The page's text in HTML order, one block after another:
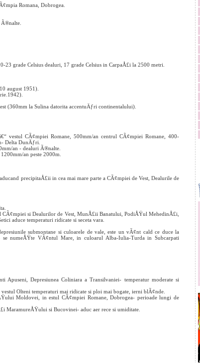
Romana, Dobrogea.
23 grade Celsius dealuri, 17 grade Celsius in CarpaÅ£i la 2500 metri.
august 1951).
(360mm la Sulina datorita accentuÄƒri continentalului).
vestul CÃ¢mpiei Romane, 500mm/an centrul CÃ¢mpiei Romane, 400-
Delta DunÄƒri.
an - dealuri Ã®nalte.
an peste 2000m.
precipitaÅ£ii in cea mai mare parte a CÃ¢mpiei de Vest, Dealurile de
si Dealurilor de Vest, MunÅ£ii Banatului, PodiÅŸul MehedinÅ£i,
aduce temperaturi ridicate si seceta vara.
submontane si culoarele de vale, este un vÃ¢nt cald ce duce la
numeÅŸte VÃ¢ntul Mare, in culoarul Alba-Iulia-Turda in Subcarpati
Depresiunea Coliniara a Transilvaniei- temperatur moderate si
Olteni temperaturi mai ridicate si ploi mai bogate, ierni blÃ¢nde.
Moldovei, in estul CÃ¢mpiei Romane, Dobrogea- perioade lungi de
MaramureÅŸului si Bucovinei- aduc aer rece si umiditate.